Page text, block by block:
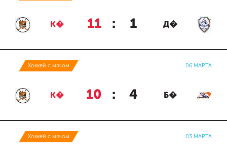
К� 11 : 1 Д�
Хоккей с мячом 06 МАРТА
К� 10 : 4 Б�
Хоккей с мячом 03 МАРТА